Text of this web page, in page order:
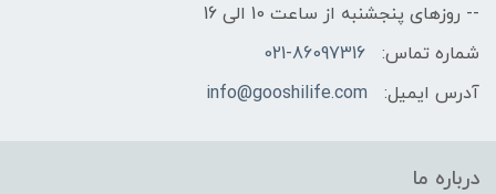
-- روزهای پنجشنبه از ساعت 10 الی 16
شماره تماس:
021-86097316
آدرس ایمیل:
info@gooshilife.com
درباره ما